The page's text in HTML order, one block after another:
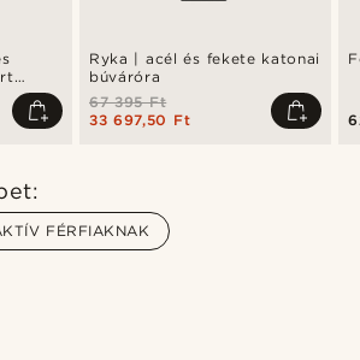
Ryka | acél és fekete katonai
búváróra
67 395 Ft
33 697,50 Ft
FÉRFIAKNAK